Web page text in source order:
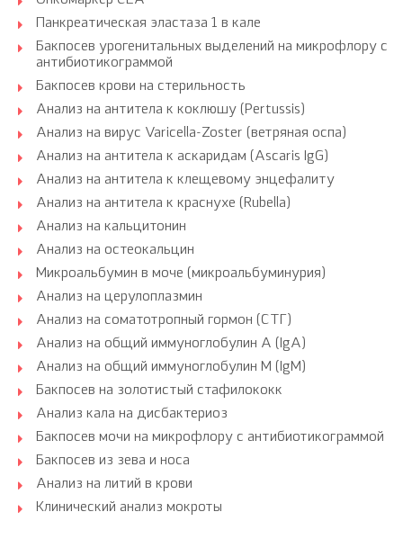
Панкреатическая эластаза 1 в кале
Бакпосев урогенитальных выделений на микрофлору с
антибиотикограммой
Бакпосев крови на стерильность
Анализ на антитела к коклюшу (Pertussis)
Анализ на вирус Varicella-Zoster (ветряная оспа)
Анализ на антитела к аскаридам (Ascaris IgG)
Анализ на антитела к клещевому энцефалиту
Анализ на антитела к краснухе (Rubella)
Анализ на кальцитонин
Анализ на остеокальцин
Микроальбумин в моче (микроальбуминурия)
Анализ на церулоплазмин
Анализ на соматотропный гормон (СТГ)
Анализ на общий иммуноглобулин A (IgA)
Анализ на общий иммуноглобулин M (IgM)
Бакпосев на золотистый стафилококк
Анализ кала на дисбактериоз
Бакпосев мочи на микрофлору с антибиотикограммой
Бакпосев из зева и носа
Анализ на литий в крови
Клинический анализ мокроты